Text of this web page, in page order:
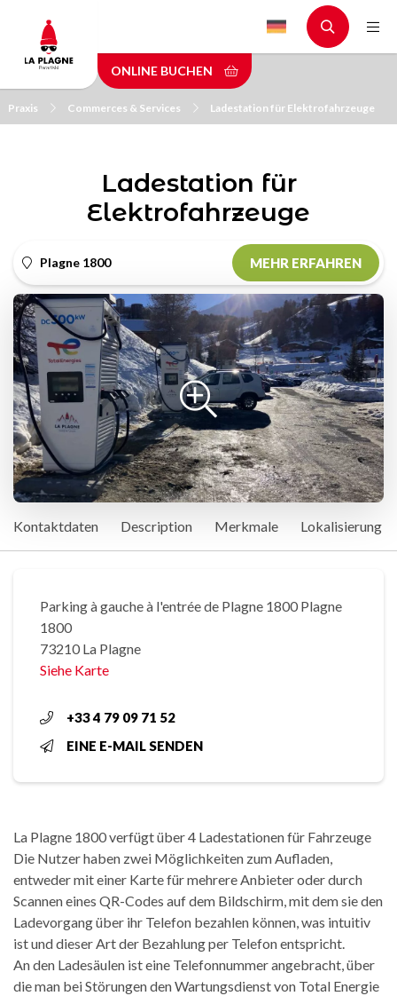
main
content
ONLINE BUCHEN
Praxis Commerces & Services Ladestation für Elektrofahrzeuge
Ladestation für
Elektrofahrzeuge
Plagne 1800 MEHR ERFAHREN
Kontaktdaten Description Merkmale Lokalisierung
Parking à gauche à l'entrée de Plagne 1800 Plagne
1800
73210 La Plagne
Siehe Karte
+33 4 79 09 71 52
EINE E-MAIL SENDEN
La Plagne 1800 verfügt über 4 Ladestationen für Fahrzeuge
Die Nutzer haben zwei Möglichkeiten zum Aufladen,
entweder mit einer Karte für mehrere Anbieter oder durch
Scannen eines QR-Codes auf dem Bildschirm, mit dem sie den
Ladevorgang über ihr Telefon bezahlen können, was intuitiv
ist und dieser Art der Bezahlung per Telefon entspricht.
An den Ladesäulen ist eine Telefonnummer angebracht, über
die man bei Störungen den Wartungsdienst von Total Energie